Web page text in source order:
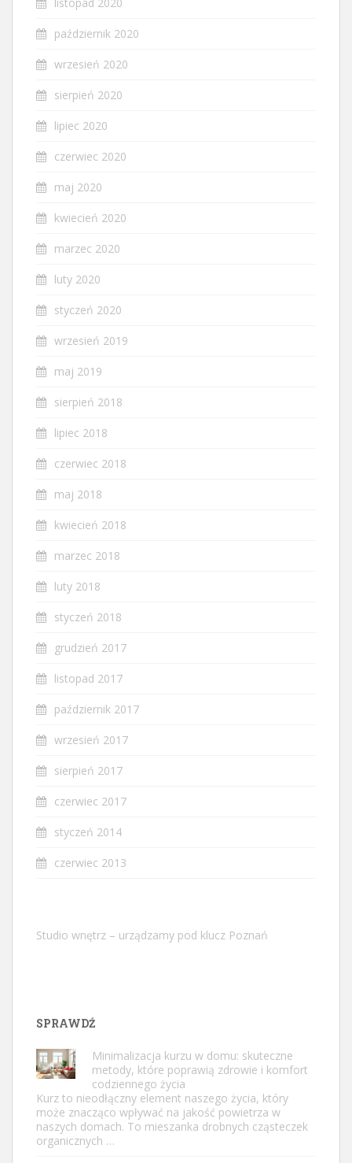
listopad 2020
październik 2020
wrzesień 2020
sierpień 2020
lipiec 2020
czerwiec 2020
maj 2020
kwiecień 2020
marzec 2020
luty 2020
styczeń 2020
wrzesień 2019
maj 2019
sierpień 2018
lipiec 2018
czerwiec 2018
maj 2018
kwiecień 2018
marzec 2018
luty 2018
styczeń 2018
grudzień 2017
listopad 2017
październik 2017
wrzesień 2017
sierpień 2017
czerwiec 2017
styczeń 2014
czerwiec 2013
Studio wnętrz – urządzamy pod klucz Poznań
SPRAWDŹ
Minimalizacja kurzu w domu: skuteczne
metody, które poprawią zdrowie i komfort
codziennego życia
Kurz to nieodłączny element naszego życia, który
może znacząco wpływać na jakość powietrza w
naszych domach. To mieszanka drobnych cząsteczek
organicznych …